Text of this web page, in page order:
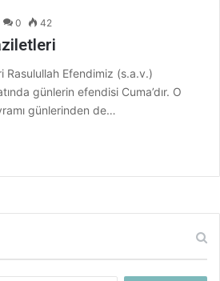
0 42
Rasulullah Efendimiz (s.a.v.)
günlerin efendisi Cuma’dır. O
günlerinden de…